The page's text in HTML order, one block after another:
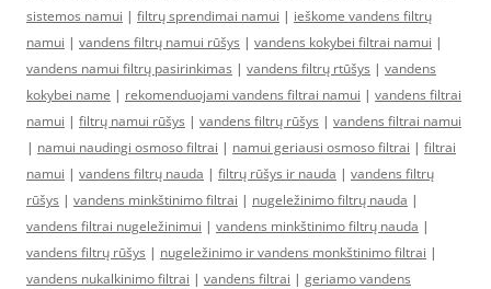
sistemos namui | filtrų sprendimai namui | ieškome vandens filtrų
namui | vandens filtrų namui rūšys | vandens kokybei filtrai namui |
vandens namui filtrų pasirinkimas | vandens filtrų rtūšys | vandens
kokybei name | rekomenduojami vandens filtrai namui | vandens filtrai
namui | filtrų namui rūšys | vandens filtrų rūšys | vandens filtrai namui
| namui naudingi osmoso filtrai | namui geriausi osmoso filtrai | filtrai
namui | vandens filtrų nauda | filtrų rūšys ir nauda | vandens filtrų
rūšys | vandens minkštinimo filtrai | nugeležinimo filtrų nauda |
vandens filtrai nugeležinimui | vandens minkštinimo filtrų nauda |
vandens filtrų rūšys | nugeležinimo ir vandens monkštinimo filtrai |
vandens nukalkinimo filtrai | vandens filtrai | geriamo vandens